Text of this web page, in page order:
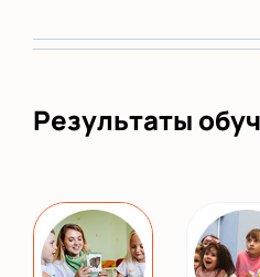
Результаты